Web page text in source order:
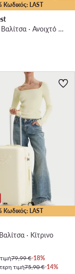
Κωδικός: LAST
Μεγάλη Βαλίτσα · Ανοιχτό ροζ
Κωδικός: LAST
· Κίτρινο
79,99 €-18%
τιμή75,90 €-14%